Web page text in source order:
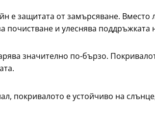
е защитата от замърсяване. Вместо
почистване и улеснява поддръжката
значително по-бързо.
покривалото е устойчиво на